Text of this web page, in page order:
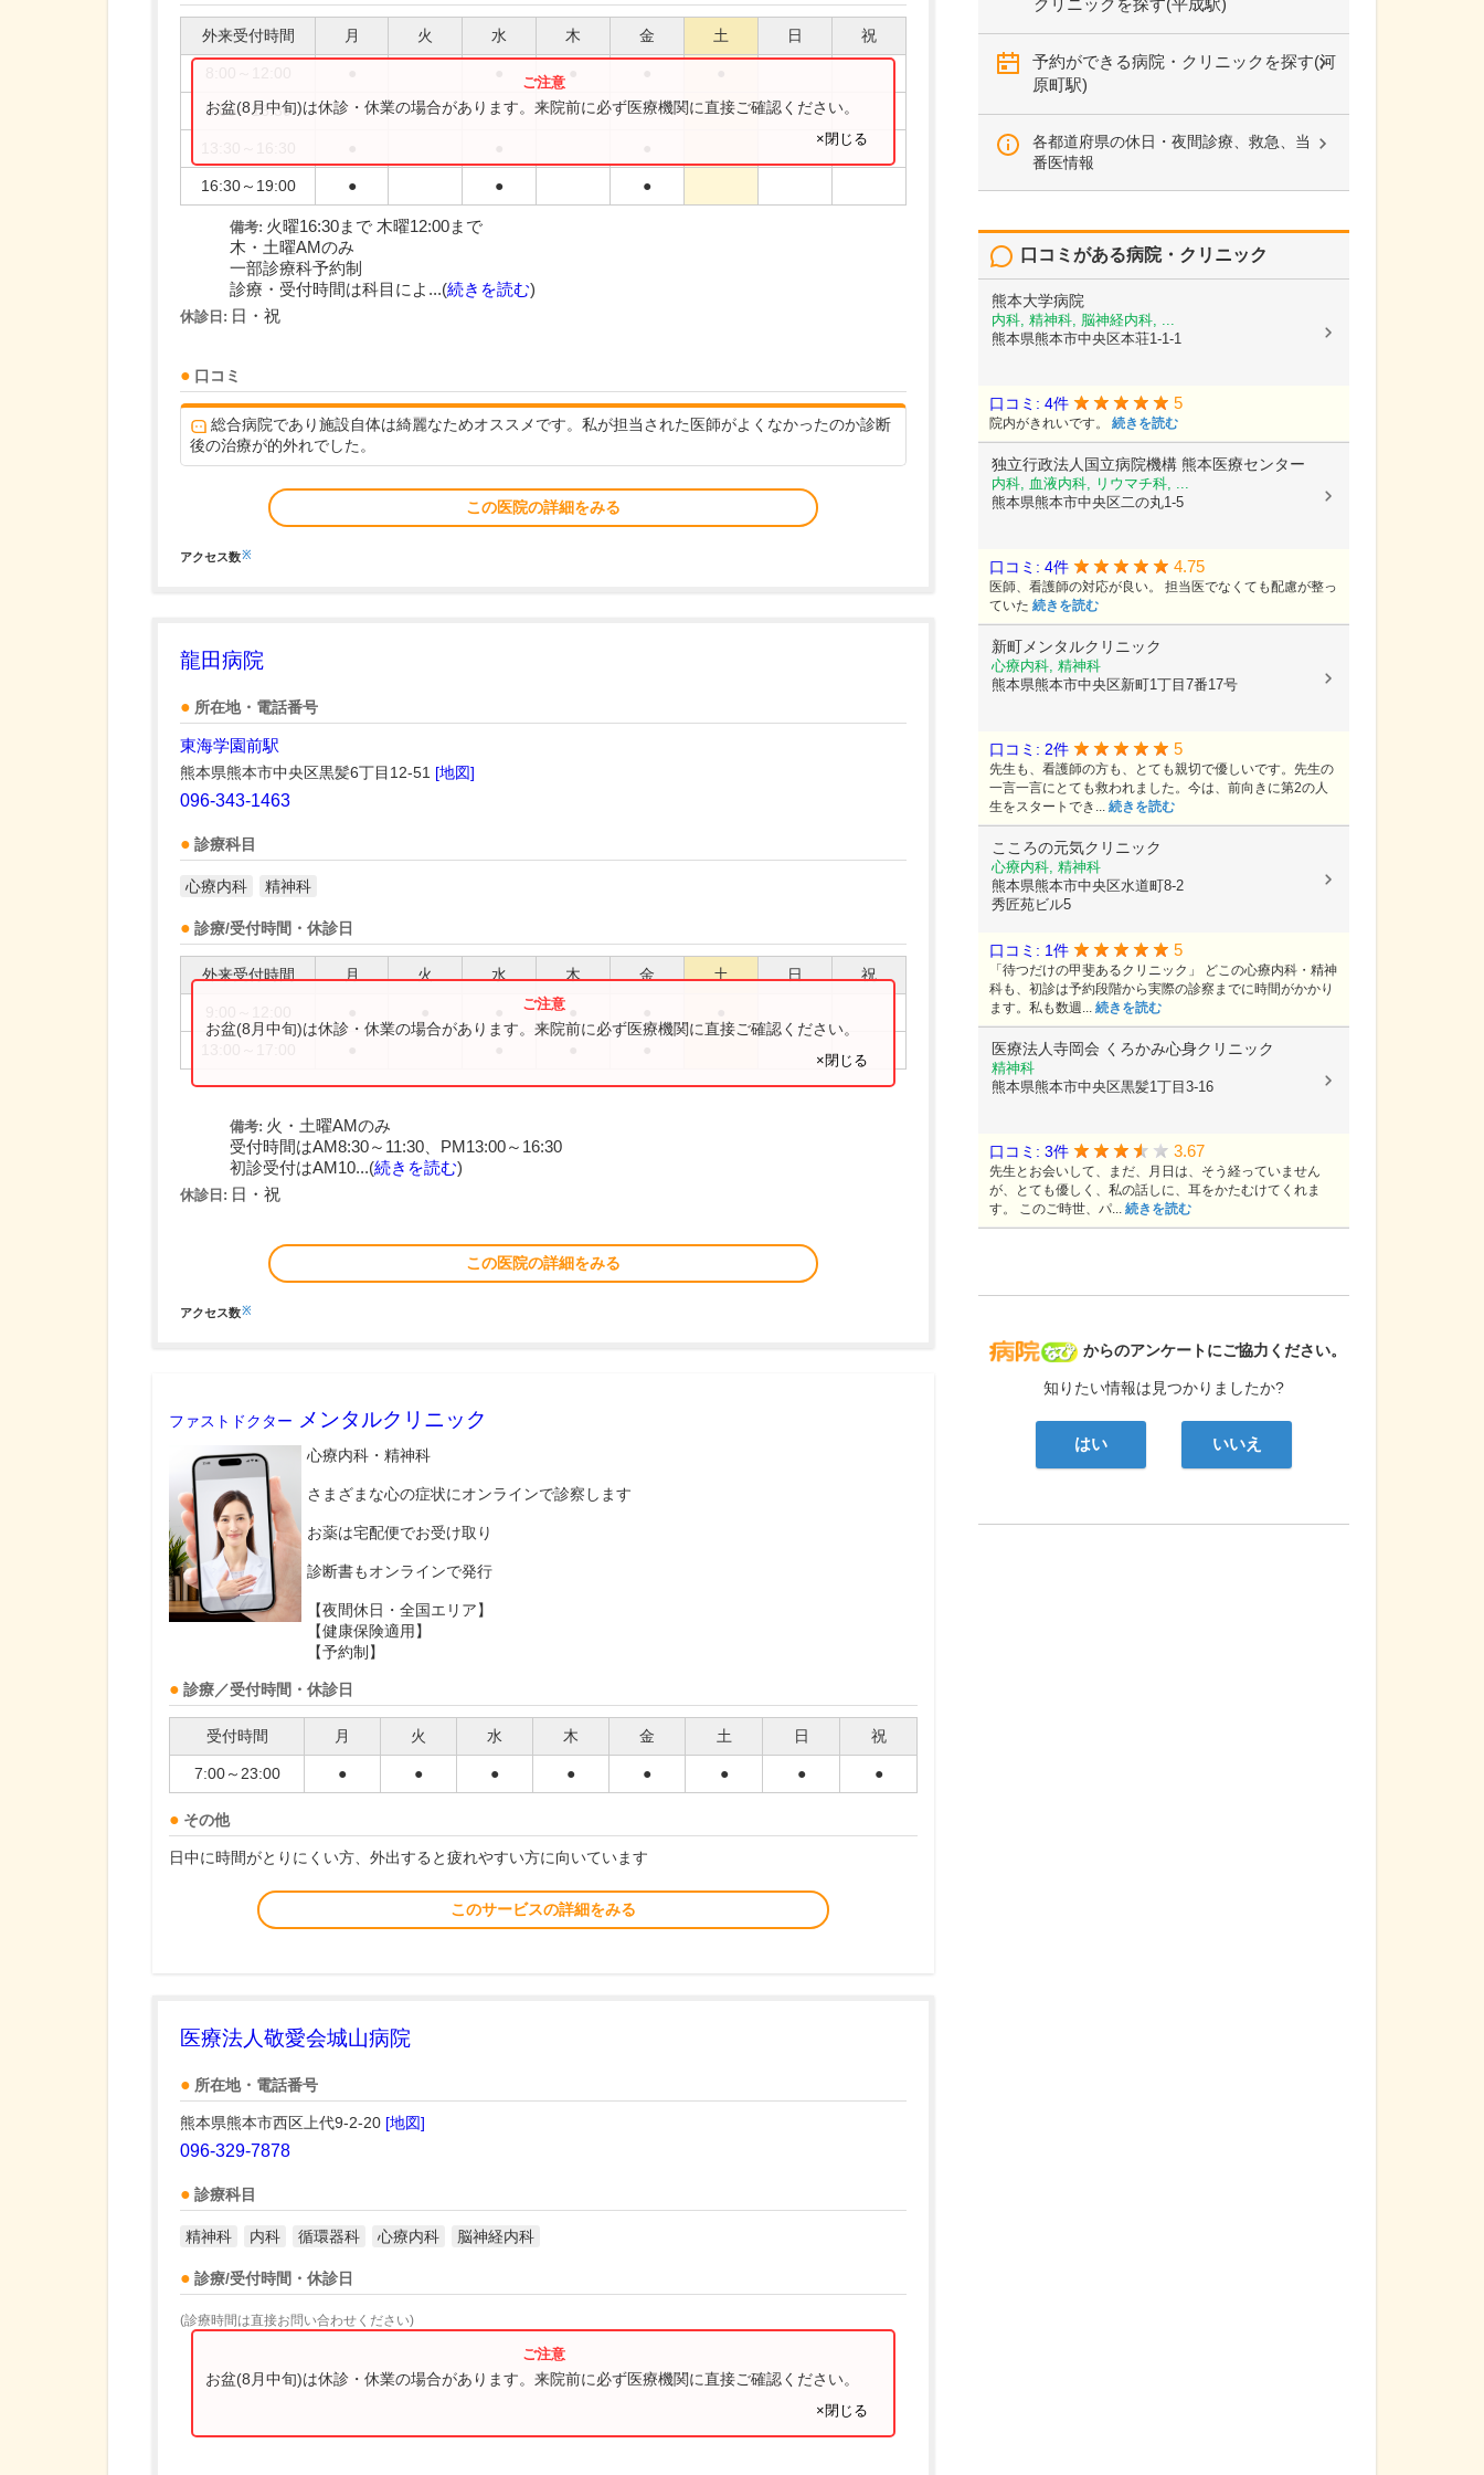
外来受付時間 月 火 水 木 金 土 日 祝
8:00～16:30 ●
16:30～19:00 ● ● ●
お盆(8月中旬)は休診・休業の場合があります。来院前に必ず医療機関に直接ご確認ください。
×閉じる
備考: 火曜16:30まで 木曜12:00まで
木・土曜AMのみ
一部診療科予約制
診療・受付時間は科目によ...(続きを読む)
休診日: 日・祝
口コミ
総合病院であり施設自体は綺麗なためオススメです。私が担当された医師がよくなかったのか診断
後の治療が的外れでした。
この医院の詳細をみる
アクセス数※
龍田病院
所在地・電話番号
東海学園前駅
熊本県熊本市中央区黒髪6丁目12-51 [地図]
096-343-1463
診療科目
心療内科 精神科
診療/受付時間・休診日
外来受付時間 月 火 水 木 金 土 日 祝
お盆(8月中旬)は休診・休業の場合があります。来院前に必ず医療機関に直接ご確認ください。
×閉じる
備考: 火・土曜AMのみ
受付時間はAM8:30～11:30、PM13:00～16:30
初診受付はAM10...(続きを読む)
休診日: 日・祝
この医院の詳細をみる
アクセス数※
ファストドクター メンタルクリニック
心療内科・精神科
さまざまな心の症状にオンラインで診察します
お薬は宅配便でお受け取り
診断書もオンラインで発行
【夜間休日・全国エリア】
【健康保険適用】
【予約制】
診療／受付時間・休診日
受付時間 月 火 水 木 金 土 日 祝
7:00～23:00 ● ● ● ● ● ● ● ●
その他
日中に時間がとりにくい方、外出すると疲れやすい方に向いています
このサービスの詳細をみる
医療法人敬愛会城山病院
所在地・電話番号
熊本県熊本市西区上代9-2-20 [地図]
096-329-7878
診療科目
精神科 内科 循環器科 心療内科 脳神経内科
診療/受付時間・休診日
(診療時間は直接お問い合わせください)
お盆(8月中旬)は休診・休業の場合があります。来院前に必ず医療機関に直接ご確認ください。
×閉じる
クリニックを探す(平成駅)
予約ができる病院・クリニックを探す(河
原町駅)
各都道府県の休日・夜間診療、救急、当
番医情報
病院なび
からのアンケートにご協力ください。
知りたい情報は見つかりましたか?
はい いいえ
口コミがある病院・クリニック
熊本大学病院
内科, 精神科, 脳神経内科, ...
熊本県熊本市中央区本荘1-1-1
口コミ: 4件 5
院内がきれいです。 続きを読む
独立行政法人国立病院機構 熊本医療センター
内科, 血液内科, リウマチ科, ...
熊本県熊本市中央区二の丸1-5
口コミ: 4件 4.75
医師、看護師の対応が良い。 担当医でなくても配慮が整っ
ていた 続きを読む
新町メンタルクリニック
心療内科, 精神科
熊本県熊本市中央区新町1丁目7番17号
口コミ: 2件 5
先生も、看護師の方も、とても親切で優しいです。先生の
一言一言にとても救われました。今は、前向きに第2の人
生をスタートでき... 続きを読む
こころの元気クリニック
心療内科, 精神科
熊本県熊本市中央区水道町8-2
秀匠苑ビル5
口コミ: 1件 5
「待つだけの甲斐あるクリニック」 どこの心療内科・精神
科も、初診は予約段階から実際の診察までに時間がかかり
ます。私も数週... 続きを読む
医療法人寺岡会 くろかみ心身クリニック
精神科
熊本県熊本市中央区黒髪1丁目3-16
口コミ: 3件 3.67
先生とお会いして、まだ、月日は、そう経っていません
が、とても優しく、私の話しに、耳をかたむけてくれま
す。 このご時世、パ... 続きを読む